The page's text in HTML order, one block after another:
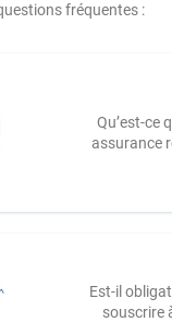
fréquentes :
Qu’est-ce
assurance
Est-il
souscrire